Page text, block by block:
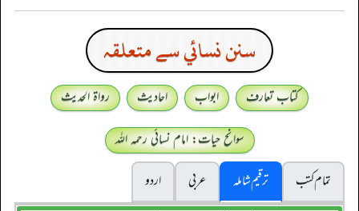
سنن نسائي سے متعلقہ
کتاب تعارف ابواب احادیث
رواۃ الحدیث
سوانح حیات: امام نسائی رحمہ اللہ
تمام کتب
ترقیم شاملہ عربی
اردو